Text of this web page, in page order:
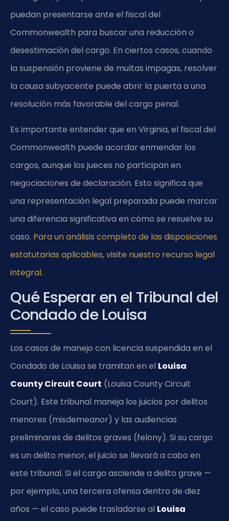
puedan presentarse ante el fiscal del
Commonwealth para buscar una reducción o
desestimación del cargo. En ciertos casos, cuando
la suspensión proviene de multas impagas, resolver
la causa subyacente puede abrir la puerta a una
resolución más favorable del cargo penal.
Es importante entender que en Virginia, el fiscal del
Commonwealth puede acordar enmendar los
cargos, aunque los jueces no participan en
negociaciones de declaración. Esto significa que
una representación legal preparada puede marcar
una diferencia significativa en cómo se resuelve su
caso. Para un análisis completo de las disposiciones
estatutarias aplicables, visite nuestro recurso legal
integral.
Qué Esperar en el Tribunal del
Condado de Louisa
Los casos de manejo con licencia suspendida en el
Condado de Louisa se tramitan en el Louisa
County Circuit Court (Louisa County Circuit
Court). Este tribunal maneja los juicios por delitos
menores (misdemeanor) y las audiencias
preliminares de delitos graves (felony). Si su cargo
es un delito menor, el juicio se llevará a cabo en
este tribunal. Si el cargo asciende a delito grave —
por ejemplo, una tercera ofensa dentro de diez
años — el caso puede trasladarse al Louisa